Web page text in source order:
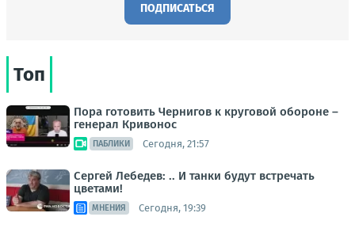
ПОДПИСАТЬСЯ
Топ
Пора готовить Чернигов к круговой обороне –
генерал Кривонос
ПАБЛИКИ Сегодня, 21:57
Сергей Лебедев: .. И танки будут встречать
цветами!
МНЕНИЯ Сегодня, 19:39